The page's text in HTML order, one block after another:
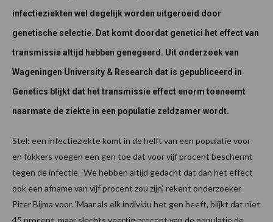
infectieziekten wel degelijk worden uitgeroeid door
genetische selectie. Dat komt doordat genetici het effect van
transmissie altijd hebben genegeerd. Uit onderzoek van
Wageningen University & Research dat is gepubliceerd in
Genetics blijkt dat het transmissie effect enorm toeneemt
naarmate de ziekte in een populatie zeldzamer wordt.
Stel: een infectieziekte komt in de helft van een populatie voor
en fokkers voegen een gen toe dat voor vijf procent beschermt
tegen de infectie. ‘We hebben altijd gedacht dat dan het effect
ook een afname van vijf procent zou zijn’, rekent onderzoeker
Piter Bijma voor. ‘Maar als elk individu het gen heeft, blijkt dat niet